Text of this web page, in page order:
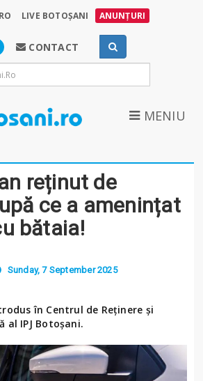
LIVE BOTOȘANI ANUNȚURI
CONTACT
MENIU
reținut de
ce a amenințat
bătaia!
Sunday, 7 September 2025
în Centrul de Reținere și
al IPJ Botoșani.